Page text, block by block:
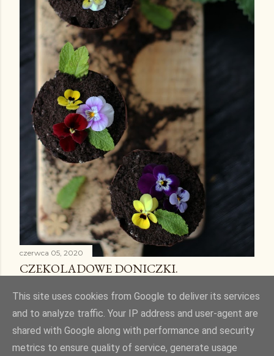
czerwca 05, 2020
CZEKOLADOWE DONICZKI.
2 komentarze
This site uses cookies from Google to deliver its services
and to analyze traffic. Your IP address and user-agent are
shared with Google along with performance and security
metrics to ensure quality of service, generate usage